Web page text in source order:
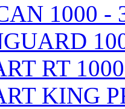
1000 -
RT
KING